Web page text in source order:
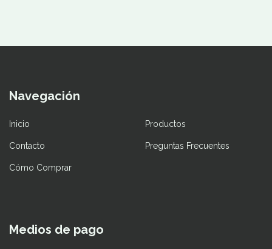
Navegación
Inicio Productos
Contacto Preguntas Frecuentes
Cómo Comprar
Medios de pago